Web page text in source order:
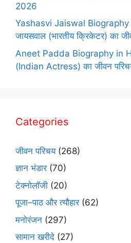
2026
Yashasvi Jaiswal Biography
जायसवाल (भारतीय क्रिकेटर) का
Aneet Padda Biography in
(Indian Actress) का जीवन
Categories
जीवन परिचय(268)
ज्ञान भंडार(70)
टेक्नोलॉजी (20)
पूजा–पाठ और त्यौहार(62)
मनोरंजन (297)
सामान खरीदे (27)